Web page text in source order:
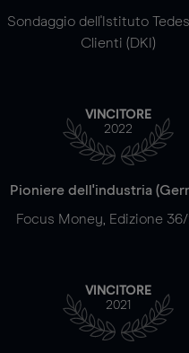
Sondaggio dell'Istituto
Clienti (DKI)
VINCITORE
2022
Pioniere dell'industria
Focus Money, Edizione
VINCITORE
2021